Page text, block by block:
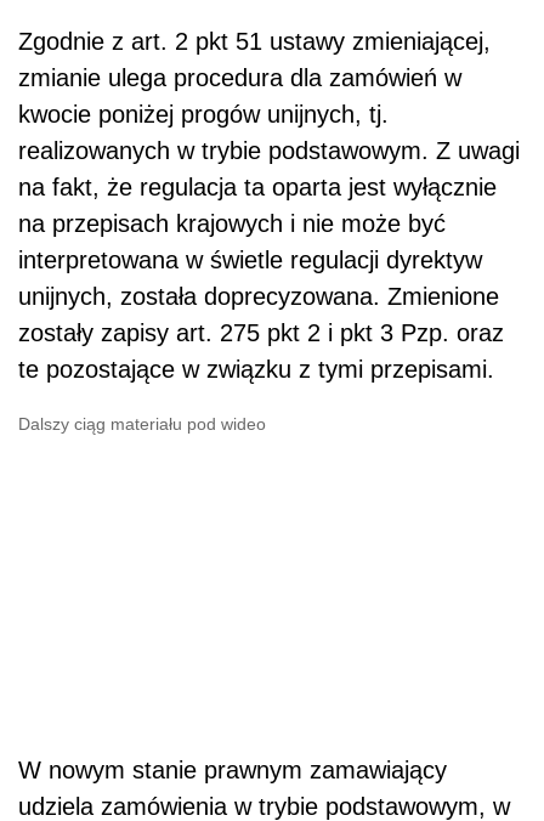
Zgodnie z art. 2 pkt 51 ustawy zmieniającej,
zmianie ulega procedura dla zamówień w
kwocie poniżej progów unijnych, tj.
realizowanych w trybie podstawowym. Z uwagi
na fakt, że regulacja ta oparta jest wyłącznie
na przepisach krajowych i nie może być
interpretowana w świetle regulacji dyrektyw
unijnych, została doprecyzowana. Zmienione
zostały zapisy art. 275 pkt 2 i pkt 3 Pzp. oraz
te pozostające w związku z tymi przepisami.
Dalszy ciąg materiału pod wideo
W nowym stanie prawnym zamawiający
udziela zamówienia w trybie podstawowym, w